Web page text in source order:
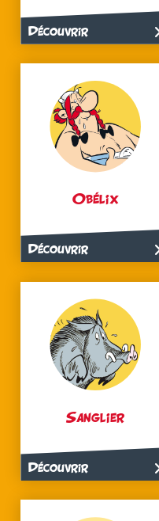
Découvrir
Obélix
Découvrir
Sanglier
Découvrir